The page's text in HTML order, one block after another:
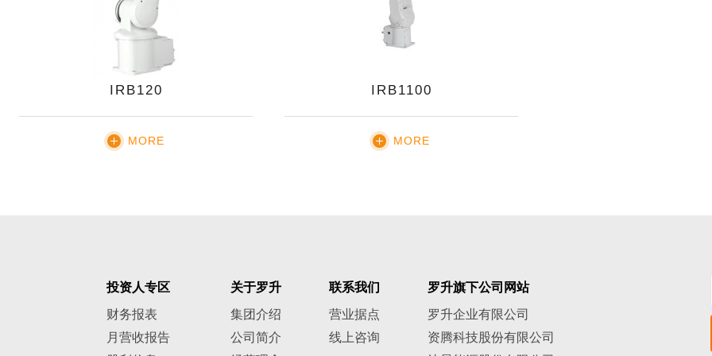
IRB120
MORE
IRB1100
MORE
投资人专区
财务报表
月营收报告
关于罗升
集团介绍
公司简介
联系我们
营业据点
线上咨询
罗升旗下公司网站
罗升企业有限公司
资腾科技股份有限公司